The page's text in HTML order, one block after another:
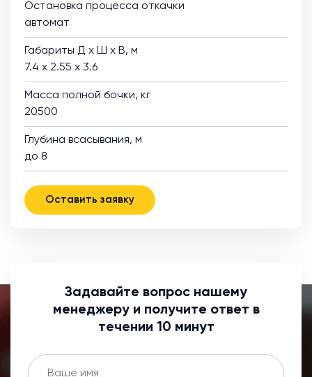
Остановка процесса откачки
автомат
Габариты Д х Ш х В, м
7.4 х 2.55 х 3.6
Масса полной бочки, кг
20500
Глубина всасывания, м
до 8
Оставить заявку
Задавайте вопрос нашему
менеджеру и получите ответ в
течении 10 минут